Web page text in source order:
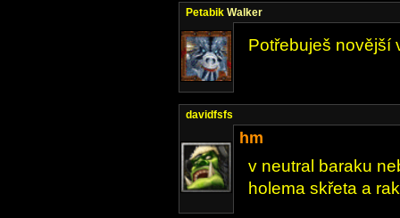
Petabik Walker
Potřebuješ novější
davidfsfs
hm
v neutral baraku
holema skřeta a